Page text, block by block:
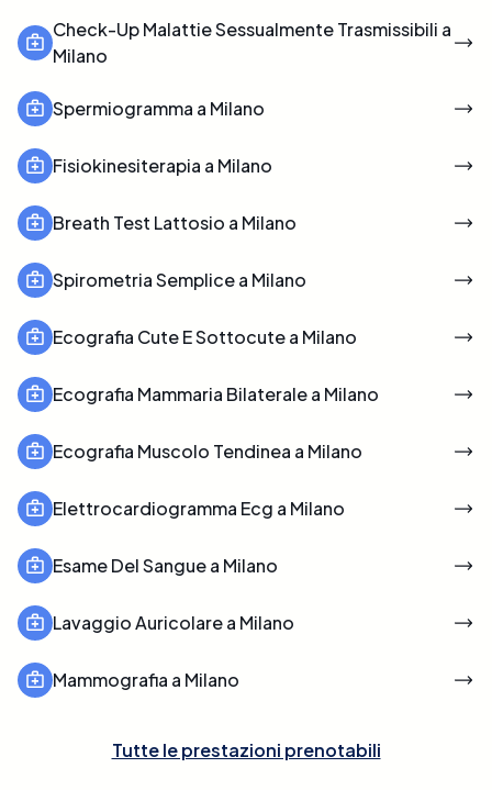
Check-Up Malattie Sessualmente Trasmissibili a
Milano
Spermiogramma a Milano
Fisiokinesiterapia a Milano
Breath Test Lattosio a Milano
Spirometria Semplice a Milano
Ecografia Cute E Sottocute a Milano
Ecografia Mammaria Bilaterale a Milano
Ecografia Muscolo Tendinea a Milano
Elettrocardiogramma Ecg a Milano
Esame Del Sangue a Milano
Lavaggio Auricolare a Milano
Mammografia a Milano
Tutte le prestazioni prenotabili